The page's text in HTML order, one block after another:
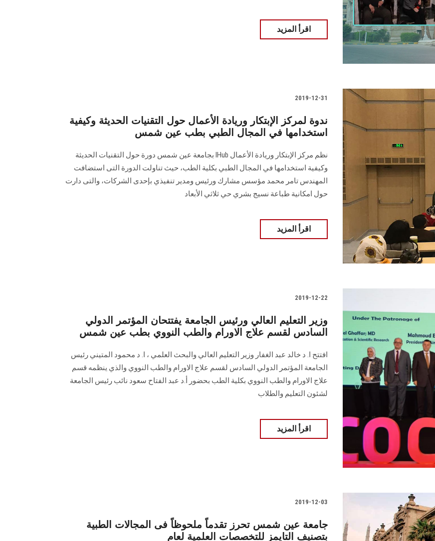
اقرأ المزيد
2019-12-31
ندوة لمركز الإبتكار وريادة الأعمال حول التقنيات الحديثة وكيفية
استخدامها في المجال الطبي بطب عين شمس
نظم مركز الإبتكار وريادة الأعمال IHub بجامعة عين شمس دورة حول التقنيات الحديثة
وكيفية استخدامها في المجال الطبي بكلية الطب، حيث تناولت الدورة التى استضافت
المهندس تامر محمد مؤسس مشارك ورئيس ومدير تنفيذي بإحدى الشركات، والتى دارت
حول امكانية طباعة نسيج بشري حي ثلاثي الأبعاد
اقرأ المزيد
2019-12-22
وزير التعليم العالي ورئيس الجامعة يفتتحان المؤتمر الدولي
السادس لقسم علاج الاورام والطب النووي بطب عين شمس
افتتح ا. د خالد عبد الغفار وزير التعليم العالي والبحث العلمي ، ا. د محمود المتيني رئيس
الجامعة المؤتمر الدولي السادس لقسم علاج الاورام والطب النووي والذي ينظمه قسم
علاج الاورام والطب النووي بكلية الطب بحضور أ.د عبد الفتاح سعود نائب رئيس الجامعة
لشئون التعليم والطلاب
اقرأ المزيد
2019-12-03
جامعة عين شمس تحرز تقدماً ملحوظاً فى المجالات الطبية
بتصنيف التايمز للتخصصات العلمية لعام